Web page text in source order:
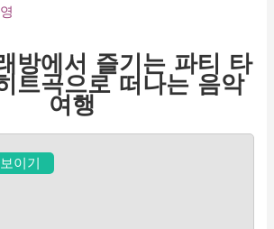
방에서 즐기는 파티 타
트곡으로 떠나는 음악
여행
이기